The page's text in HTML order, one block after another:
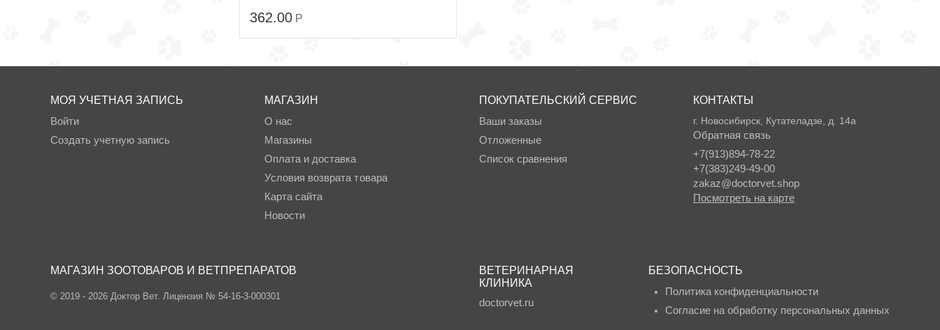
362.00 Р
МОЯ УЧЕТНАЯ ЗАПИСЬ
Войти
Создать учетную запись
МАГАЗИН
О нас
Магазины
Оплата и доставка
Условия возврата товара
Карта сайта
Новости
ПОКУПАТЕЛЬСКИЙ СЕРВИС
Ваши заказы
Отложенные
Список сравнения
КОНТАКТЫ
г. Новосибирск, Кутателадзе, д. 14а
Обратная связь
+7(913)894-78-22
+7(383)249-49-00
zakaz@doctorvet.shop
Посмотреть на карте
МАГАЗИН ЗООТОВАРОВ И ВЕТПРЕПАРАТОВ
© 2019 - 2026 Доктор Вет. Лицензия № 54-16-3-000301
ВЕТЕРИНАРНАЯ
КЛИНИКА
doctorvet.ru
БЕЗОПАСНОСТЬ
Политика конфиденциальности
Согласие на обработку персональных данных